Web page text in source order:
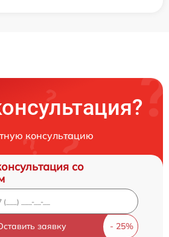
консультацию
со
заявку